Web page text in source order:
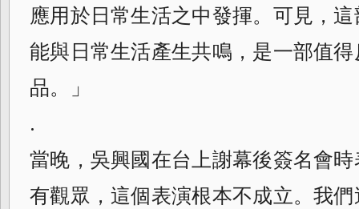
應用於日常生活之中發揮。可見，
能與日常生活產生共鳴，是一部值
品。」
.
當晚，吳興國在台上謝幕後簽名會
有觀眾，這個表演根本不成立。我